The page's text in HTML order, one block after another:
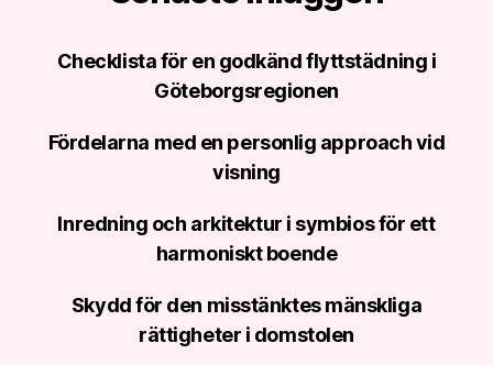
Checklista för en godkänd flyttstädning i
Göteborgsregionen
Fördelarna med en personlig approach vid
visning
Inredning och arkitektur i symbios för ett
harmoniskt boende
Skydd för den misstänktes mänskliga
rättigheter i domstolen